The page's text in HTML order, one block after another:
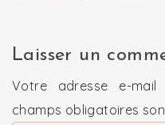
Laisser un
Votre adresse e-
champs obligatoires